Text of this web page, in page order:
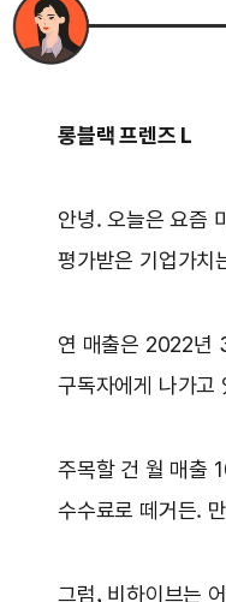
롱블랙 프렌즈 L
안녕. 오늘은 요즘
평가받은 기업가치
연 매출은 2022년
구독자에게 나가고
주목할 건 월 매출
수수료로 떼거든.
그럼, 비하이브는